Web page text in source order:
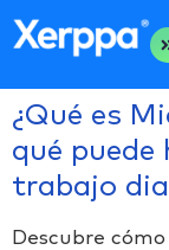
¿Qué es
qué puede
trabajo
Descubre